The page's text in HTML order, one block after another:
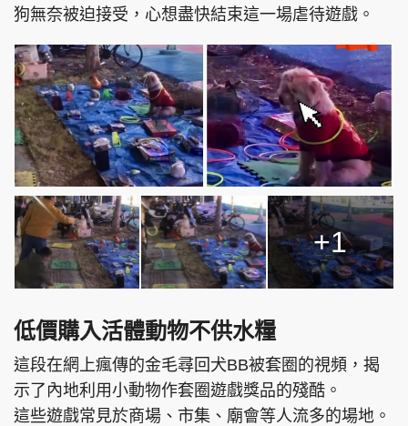
狗無奈被迫接受，心想盡快結束這一場虐待遊戲。
+1
低價購入活體動物不供水糧
這段在網上瘋傳的金毛尋回犬BB被套圈的視頻，揭
示了內地利用小動物作套圈遊戲獎品的殘酷。
這些遊戲常見於商場、市集、廟會等人流多的場地。